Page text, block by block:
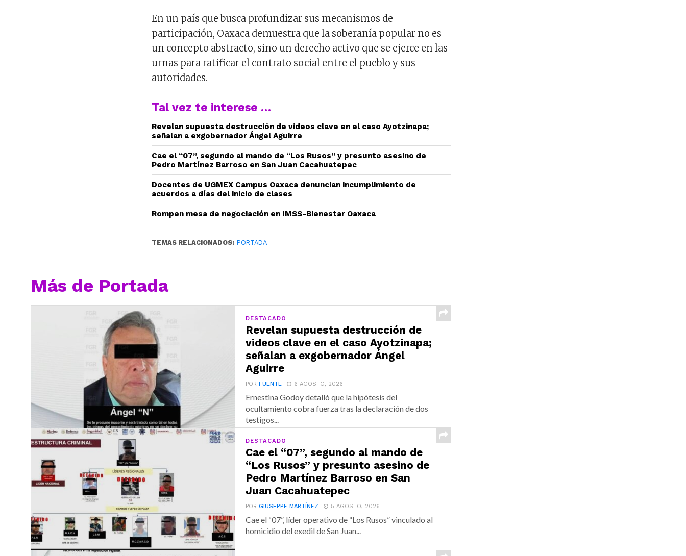
En un país que busca profundizar sus mecanismos de
participación, Oaxaca demuestra que la soberanía popular no es
un concepto abstracto, sino un derecho activo que se ejerce en las
urnas para ratificar el contrato social entre el pueblo y sus
autoridades.
Tal vez te interese …
Revelan supuesta destrucción de videos clave en el caso Ayotzinapa;
señalan a exgobernador Ángel Aguirre
Cae el “07”, segundo al mando de “Los Rusos” y presunto asesino de
Pedro Martínez Barroso en San Juan Cacahuatepec
Docentes de UGMEX Campus Oaxaca denuncian incumplimiento de
acuerdos a días del inicio de clases
Rompen mesa de negociación en IMSS-Bienestar Oaxaca
TEMAS RELACIONADOS: PORTADA
Más de Portada
DESTACADO
Revelan supuesta destrucción de
videos clave en el caso Ayotzinapa;
señalan a exgobernador Ángel
Aguirre
PORFUENTE 6 AGOSTO, 2026
Ernestina Godoy detalló que la hipótesis del
ocultamiento cobra fuerza tras la declaración de dos
testigos...
DESTACADO
Cae el “07”, segundo al mando de
“Los Rusos” y presunto asesino de
Pedro Martínez Barroso en San
Juan Cacahuatepec
PORGIUSEPPE MARTÍNEZ 5 AGOSTO, 2026
Cae el “07”, líder operativo de “Los Rusos” vinculado al
homicidio del exedil de San Juan...